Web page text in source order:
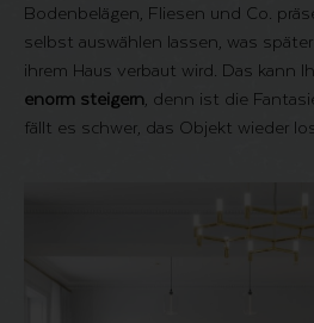
Bodenbelägen, Fliesen und Co.
selbst auswählen lassen, was
ihrem Haus verbaut wird. Das kann
enorm steigern , denn ist die
fällt es schwer, das Objekt wieder